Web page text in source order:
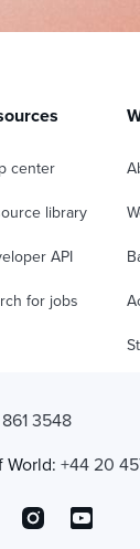
center
library
API
for jobs
861 3548
World: +44 20